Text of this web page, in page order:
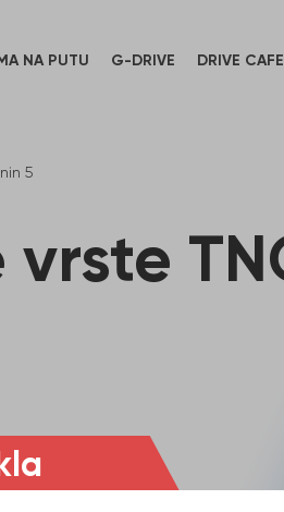
NA PUTU G-DRIVE DRIVE CAFE
5
vrste